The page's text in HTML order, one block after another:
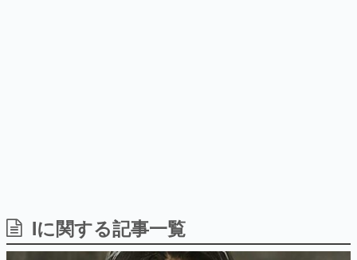
日本のモバイルゲーム史における主要なトピック・タイト
ルを網羅するほか、開発者へのインタビューや識者による
解説を掲載。約20年の歴史が一望できる決定版！